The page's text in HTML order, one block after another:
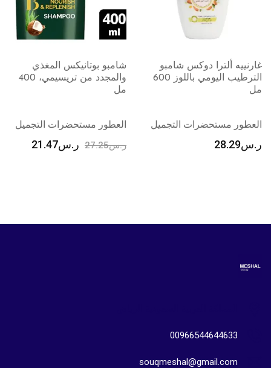
ألترا دوكس شامبو
الترطيب اليومي باللوز 600
مستحضرات التجميل
28.29
شامبو بوتانيكس المغذي
والمجدد من تريسيمي، 400
العطور مستحضرات التجميل
27.25 ر.س21.47
00966544644633
souqmeshal@gmail.com